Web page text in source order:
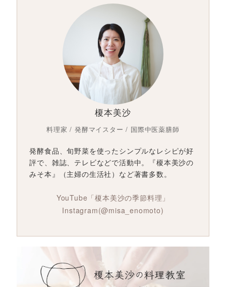
榎本美沙
料理家 / 発酵マイスター / 国際中医薬膳師
発酵食品、旬野菜を使ったシンプルなレシピが好
評で、雑誌、テレビなどで活動中。『榎本美沙の
みそ本』（主婦の生活社）など著書多数。
YouTube「榎本美沙の季節料理」
Instagram(@misa_enomoto)